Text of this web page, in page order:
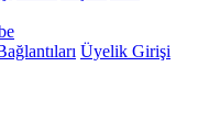
Üyelik Girişi